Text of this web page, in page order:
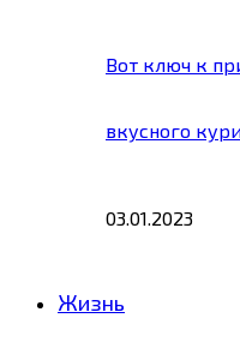
Вот ключ к
вкусного
03.01.2023
Жизнь